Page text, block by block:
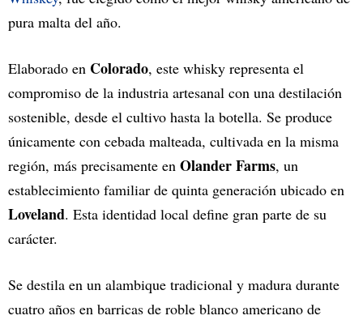
pura malta del año.
Elaborado en Colorado, este whisky representa el
compromiso de la industria artesanal con una destilación
sostenible, desde el cultivo hasta la botella. Se produce
únicamente con cebada malteada, cultivada en la misma
región, más precisamente en Olander Farms, un
establecimiento familiar de quinta generación ubicado en
Loveland. Esta identidad local define gran parte de su
carácter.
Se destila en un alambique tradicional y madura durante
cuatro años en barricas de roble blanco americano de